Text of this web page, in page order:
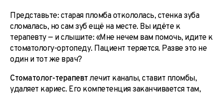
Представьте: старая пломба откололась, стенка зуба
сломалась, но сам зуб ещё на месте. Вы идёте к
терапевту — и слышите: «Мне нечем вам помочь, идите к
стоматологу-ортопеду. Пациент теряется. Разве это не
один и тот же врач?
Стоматолог-терапевт лечит каналы, ставит пломбы,
удаляет кариес. Его компетенция заканчивается там,